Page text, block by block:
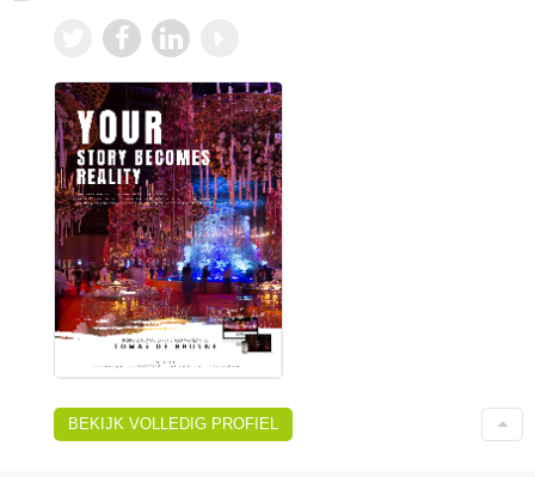
BEKIJK VOLLEDIG PROFIEL